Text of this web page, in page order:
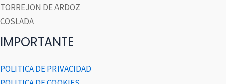
TORREJON DE ARDOZ
COSLADA
IMPORTANTE
POLITICA DE PRIVACIDAD